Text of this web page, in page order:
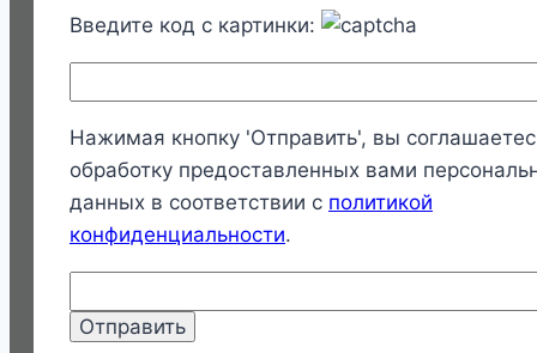
Введите код с картинки:
Нажимая кнопку 'Отправить', вы
обработку предоставленных вами
данных в соответствии с политикой
конфиденциальности.